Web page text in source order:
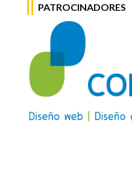
PATROCINADORES